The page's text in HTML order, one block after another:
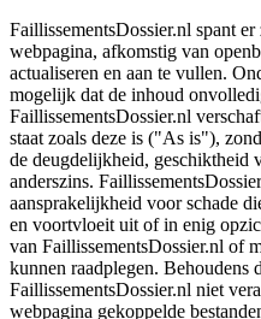
FaillissementsDossier.nl spant
webpagina, afkomstig van
actualiseren en aan te vullen.
mogelijk dat de inhoud
FaillissementsDossier.nl
staat zoals deze is ("As is"),
de deugdelijkheid, geschiktheid
anderszins.
aansprakelijkheid voor schade
en voortvloeit uit of in enig
van FaillissementsDossier.nl of
kunnen raadplegen. Behoudens
FaillissementsDossier.nl niet
webpagina gekoppelde